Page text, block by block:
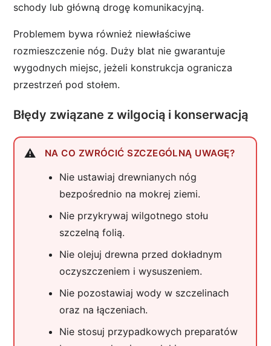
schody lub główną drogę komunikacyjną.
Problemem bywa również niewłaściwe
rozmieszczenie nóg. Duży blat nie gwarantuje
wygodnych miejsc, jeżeli konstrukcja ogranicza
przestrzeń pod stołem.
Błędy związane z wilgocią i konserwacją
NA CO ZWRÓCIĆ SZCZEGÓLNĄ UWAGĘ?
Nie ustawiaj drewnianych nóg
bezpośrednio na mokrej ziemi.
Nie przykrywaj wilgotnego stołu
szczelną folią.
Nie olejuj drewna przed dokładnym
oczyszczeniem i wysuszeniem.
Nie pozostawiaj wody w szczelinach
oraz na łączeniach.
Nie stosuj przypadkowych preparatów